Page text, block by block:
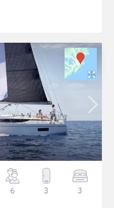
6 3 3